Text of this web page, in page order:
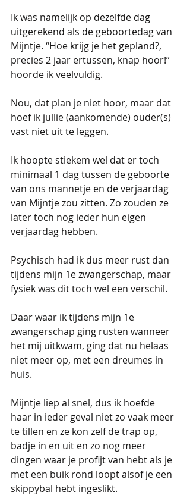
Ik was namelijk op dezelfde dag
uitgerekend als de geboortedag van
Mijntje. “Hoe krijg je het gepland?,
precies 2 jaar ertussen, knap hoor!”
hoorde ik veelvuldig.
Nou, dat plan je niet hoor, maar dat
hoef ik jullie (aankomende) ouder(s)
vast niet uit te leggen.
Ik hoopte stiekem wel dat er toch
minimaal 1 dag tussen de geboorte
van ons mannetje en de verjaardag
van Mijntje zou zitten. Zo zouden ze
later toch nog ieder hun eigen
verjaardag hebben.
Psychisch had ik dus meer rust dan
tijdens mijn 1e zwangerschap, maar
fysiek was dit toch wel een verschil.
Daar waar ik tijdens mijn 1e
zwangerschap ging rusten wanneer
het mij uitkwam, ging dat nu helaas
niet meer op, met een dreumes in
huis.
Mijntje liep al snel, dus ik hoefde
haar in ieder geval niet zo vaak meer
te tillen en ze kon zelf de trap op,
badje in en uit en zo nog meer
dingen waar je profijt van hebt als je
met een buik rond loopt alsof je een
skippybal hebt ingeslikt.